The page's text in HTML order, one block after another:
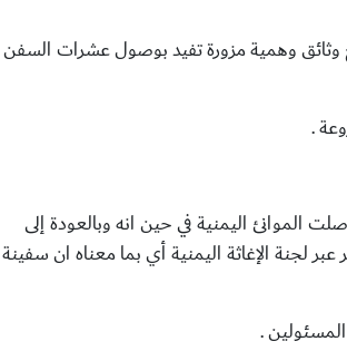
وثائق وهمية مزورة تفيد بوصول عشرات السفن
.
الإغاثة يوم الخميس وقالت فيها ان 173 سفينة مساعدات وصلت الموانئ اليمنية في حين انه وبالعودة إلى
ولم تمر عبر لجنة الإغاثة اليمنية أي بما معناه ان سفينة
.